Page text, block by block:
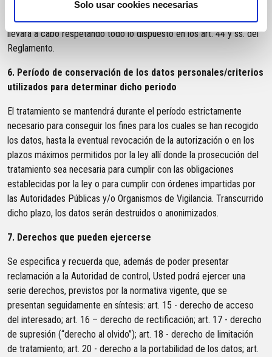
Solo usar cookies necesarias
detalladas, podría ser necesario transferirlos a países de fuera de la
UE. Cualquier transferencia de sus datos hacia otros países se
llevará a cabo respetando todo lo dispuesto en los art. 44 y ss. del
Reglamento.
6. Período de conservación de los datos personales/criterios
utilizados para determinar dicho periodo
El tratamiento se mantendrá durante el período estrictamente
necesario para conseguir los fines para los cuales se han recogido
los datos, hasta la eventual revocación de la autorización o en los
plazos máximos permitidos por la ley allí donde la prosecución del
tratamiento sea necesaria para cumplir con las obligaciones
establecidas por la ley o para cumplir con órdenes impartidas por
las Autoridades Públicas y/o Organismos de Vigilancia. Transcurrido
dicho plazo, los datos serán destruidos o anonimizados.
7. Derechos que pueden ejercerse
Se especifica y recuerda que, además de poder presentar
reclamación a la Autoridad de control, Usted podrá ejercer una
serie derechos, previstos por la normativa vigente, que se
presentan seguidamente en síntesis: art. 15 - derecho de acceso
del interesado; art. 16 – derecho de rectificación; art. 17 - derecho
de supresión (“derecho al olvido”); art. 18 - derecho de limitación
de tratamiento; art. 20 - derecho a la portabilidad de los datos; art.